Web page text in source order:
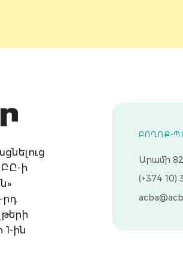
ի
րդ
1-ին
ԲՈՂՈՔ-
Արամի
(+374 10)